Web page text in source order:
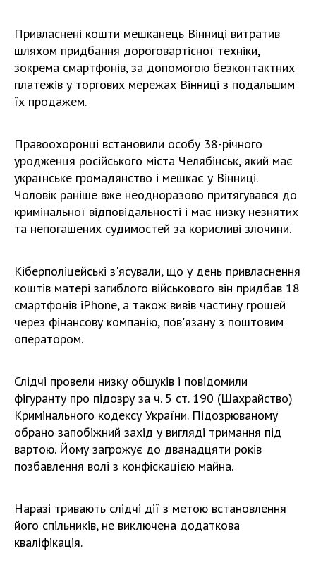
Привласнені кошти мешканець Вінниці витратив
шляхом придбання дороговартісної техніки,
зокрема смартфонів, за допомогою безконтактних
платежів у торгових мережах Вінниці з подальшим
їх продажем.
Правоохоронці встановили особу 38-річного
уродженця російського міста Челябінськ, який має
українське громадянство і мешкає у Вінниці.
Чоловік раніше вже неодноразово притягувався до
кримінальної відповідальності і має низку незнятих
та непогашених судимостей за корисливі злочини.
Кіберполіцейські з'ясували, що у день привласнення
коштів матері загиблого військового він придбав 18
смартфонів iPhone, а також вивів частину грошей
через фінансову компанію, пов'язану з поштовим
оператором.
Слідчі провели низку обшуків і повідомили
фігуранту про підозру за ч. 5 ст. 190 (Шахрайство)
Кримінального кодексу України. Підозрюваному
обрано запобіжний захід у вигляді тримання під
вартою. Йому загрожує до дванадцяти років
позбавлення волі з конфіскацією майна.
Наразі тривають слідчі дії з метою встановлення
його спільників, не виключена додаткова
кваліфікація.